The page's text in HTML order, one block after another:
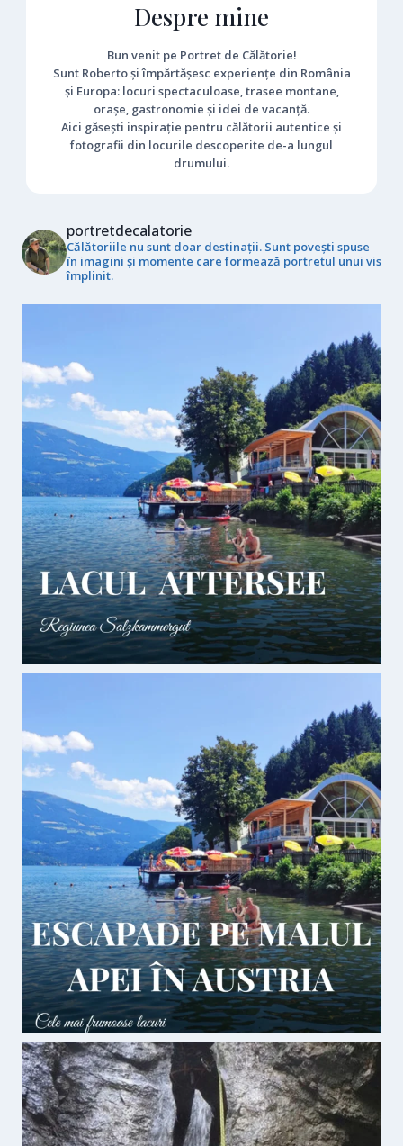
Despre mine
Bun venit pe Portret de Călătorie!
Sunt Roberto și împărtășesc experiențe din România
și Europa: locuri spectaculoase, trasee montane,
orașe, gastronomie și idei de vacanță.
Aici găsești inspirație pentru călătorii autentice și
fotografii din locurile descoperite de-a lungul
drumului.
portretdecalatorie
Călătoriile nu sunt doar destinații. Sunt povești spuse
în imagini și momente care formează portretul unui vis
împlinit.